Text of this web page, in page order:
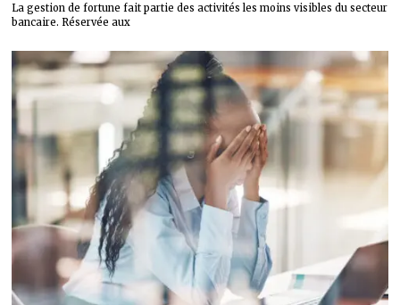
La gestion de fortune fait partie des activités les moins visibles du secteur
bancaire. Réservée aux